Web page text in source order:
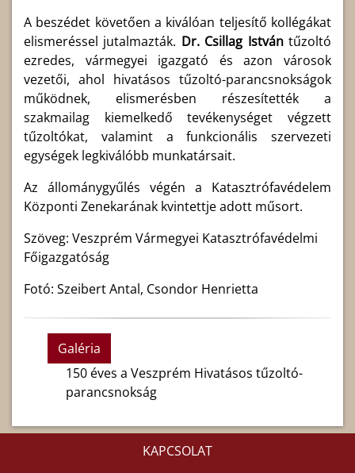
A beszédet követően a kiválóan teljesítő kollégákat
elismeréssel jutalmazták. Dr. Csillag Istvántűzoltó
ezredes, vármegyei igazgató és azon városok
vezetői, ahol hivatásos tűzoltó-parancsnokságok
működnek, elismerésben részesítették a
szakmailag kiemelkedő tevékenységet végzett
tűzoltókat, valamint a funkcionális szervezeti
egységek legkiválóbb munkatársait.
Az állománygyűlés végén a Katasztrófavédelem
Központi Zenekarának kvintettje adott műsort.
Szöveg: Veszprém Vármegyei Katasztrófavédelmi
Főigazgatóság
Fotó: Szeibert Antal, Csondor Henrietta
Galéria
150 éves a Veszprém Hivatásos tűzoltó-
parancsnokság
KAPCSOLAT